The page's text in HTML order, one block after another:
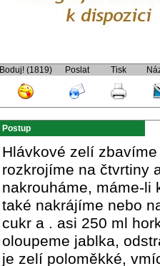
Boduj! (1819) Poslat Tisk
Postup
Hlávkové zelí
rozkrojíme na čtvrtiny
nakrouháme, máme-li
také nakrájíme nebo
cukr a . asi 250 ml
oloupeme jablka,
je zelí poloměkké,